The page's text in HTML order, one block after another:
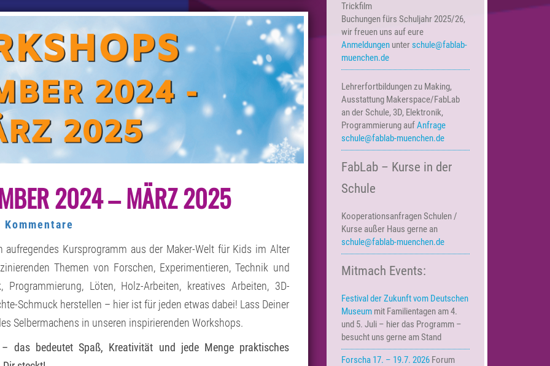
DEZEMBER
2024
–
2025
2024 – MÄRZ 2025
Kommentare
Kursprogramm aus der Maker-Welt für Kids im Alter
Themen von Forschen, Experimentieren, Technik und
Löten, Holz-Arbeiten, kreatives Arbeiten, 3D-
Schmuck herstellen – hier ist für jeden etwas dabei! Lass Deiner
Selbermachens in unseren inspirierenden Workshops.
das bedeutet Spaß, Kreativität und jede Menge praktisches
Trickfilm
Buchungen fürs Schuljahr 2025/26,
wir freuen uns auf eure
Anmeldungenunterschule@fablab-
muenchen.de
Lehrerfortbildungen zu Making,
Ausstattung Makerspace/FabLab
an der Schule, 3D, Elektronik,
Programmierung auf Anfrage
schule@fablab-muenchen.de
FabLab – Kurse in der
Schule
KooperationsanfragenSchulen /
Kurse außer Haus gerne an
schule@fablab-muenchen.de
Mitmach Events:
Festival der Zukunft vom Deutschen
Museummit Familientagen am 4.
und 5. Juli – hier das Programm –
besucht uns gerne am Stand
Forscha 17. – 19.7. 2026Forum